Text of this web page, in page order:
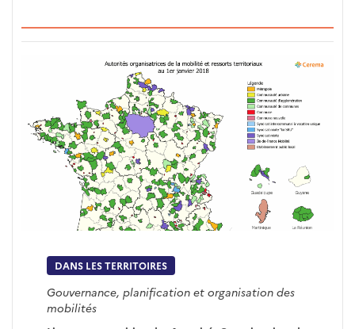
DANS LES TERRITOIRES
Gouvernance, planification et organisation des
mobilités